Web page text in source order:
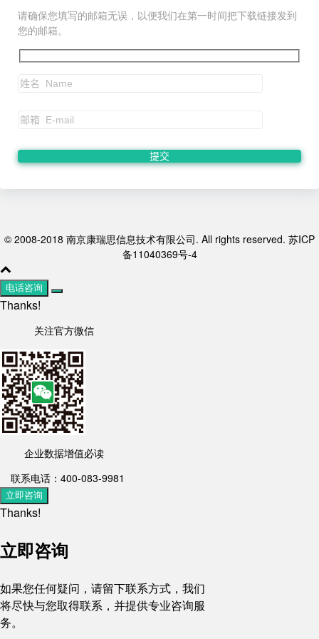
请确保您填写的邮箱无误，以便我们在第一时间把下载链接发到
您的邮箱。
© 2008-2018 南京康瑞思信息技术有限公司. All rights reserved. 苏ICP
备11040369号-4
电话咨询
Thanks!
关注官方微信
企业数据增值必读
联系电话：400-083-9981
立即咨询
Thanks!
立即咨询
如果您任何疑问，请留下联系方式，我们
将尽快与您取得联系，并提供专业咨询服
务。